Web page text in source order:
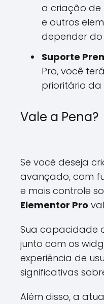
a criação de
e outros
depender
Suporte
Pro, você
prioritário da
Vale a Pena?
Se você deseja
avançado, com
e mais controle
Elementor Pro
Sua capacidade
junto com os
experiência de
significativas
Além disso, a